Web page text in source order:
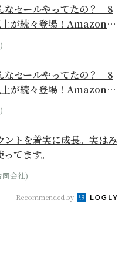
なセールやってたの？」8
が続々登場！Amazonの
なセールやってたの？」8
が続々登場！Amazonの
ントを着実に成長。実はみ
てます。
会社)
Recommended by